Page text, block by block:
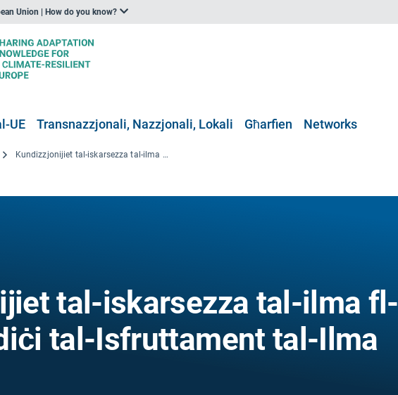
Union | How do you know?
UE Transnazzjonali, Nazzjonali, Lokali Għarfien Networks
Kundizzjonijiet tal-iskarsezza tal-ilma fl-Ewropa (Indiċi tal-Isfruttament tal-Ilma plus)
tal-iskarsezza tal-ilma fl-
tal-Isfruttament tal-Ilma